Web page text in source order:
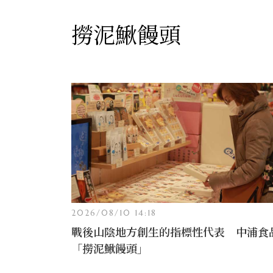
撈泥鰍饅頭
2026/08/10 14:18
戰後山陰地方創生的指標性代表 中浦食
「撈泥鰍饅頭」